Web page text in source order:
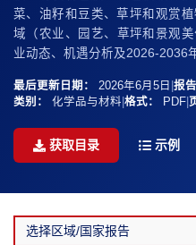
菜、油籽和豆类、草坪和观赏
域（农业、园艺、草坪和景观
业动态、机遇分析及2026-2036
最后更新日期： 2026年6月5日 报
类别：
化学品与材料 格式： PDF
获取目录 示例